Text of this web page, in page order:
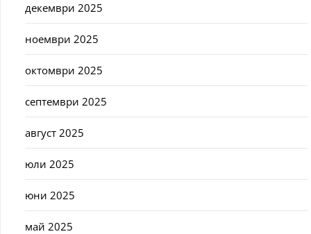
декември 2025
ноември 2025
октомври 2025
септември 2025
август 2025
юли 2025
юни 2025
май 2025